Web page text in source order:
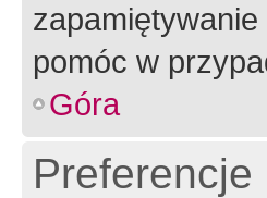
pomóc w
Góra